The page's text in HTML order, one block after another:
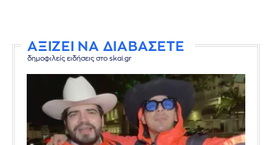
ΑΞΙΖΕΙ ΝΑ ΔΙΑΒΑΣΕΤΕ
δημοφιλείς ειδήσεις στο skai.gr